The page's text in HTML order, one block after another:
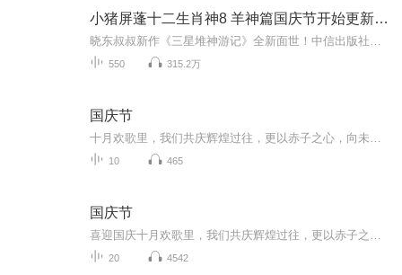
小猪屏蓬十二生肖神8 羊神篇国庆节开始更新啦！
550 315.2万
国庆节
10 465
国庆节
20 4542